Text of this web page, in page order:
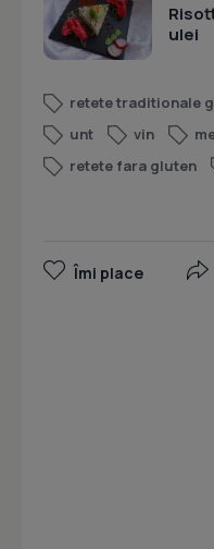
ulei
retete traditionale
unt
vin
retete fara gluten
Îmi place